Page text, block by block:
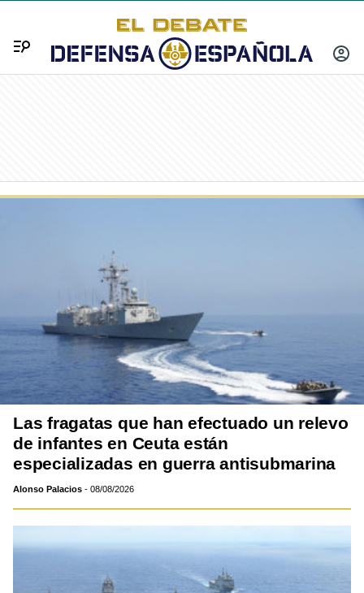
INICIAR
Menú
Las fragatas que han efectuado un relevo
de infantes en Ceuta están
especializadas en guerra antisubmarina
Alonso Palacios 08/08/2026